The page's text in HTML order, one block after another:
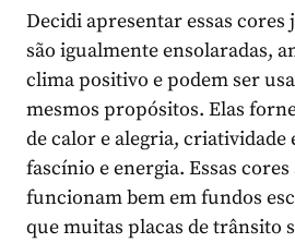
Decidi apresentar essas cores
são igualmente ensolaradas,
clima positivo e podem ser
mesmos propósitos. Elas
de calor e alegria, criatividade
fascínio e energia. Essas
funcionam bem em fundos
que muitas placas de trânsito